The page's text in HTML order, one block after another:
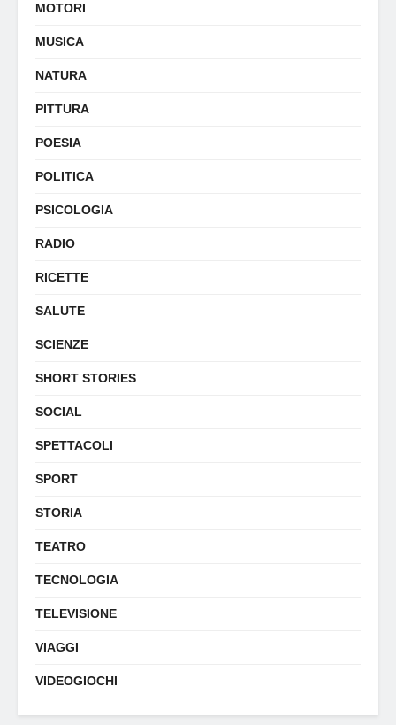
MOTORI
MUSICA
NATURA
PITTURA
POESIA
POLITICA
PSICOLOGIA
RADIO
RICETTE
SALUTE
SCIENZE
SHORT STORIES
SOCIAL
SPETTACOLI
SPORT
STORIA
TEATRO
TECNOLOGIA
TELEVISIONE
VIAGGI
VIDEOGIOCHI